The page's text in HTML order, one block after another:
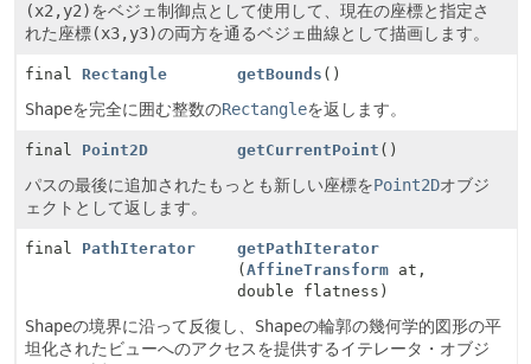
(x2,y2)をベジェ制御点として使用して、現在の座標と指定さ
れた座標(x3,y3)の両方を通るベジェ曲線として描画します。
final Rectangle getBounds ()
Shapeを完全に囲む整数のRectangleを返します。
final Point2D getCurrentPoint ()
パスの最後に追加されたもっとも新しい座標をPoint2Dオブジ
ェクトとして返します。
final PathIterator
getPathIterator
(AffineTransform at,
double flatness)
Shapeの境界に沿って反復し、 Shapeの輪郭の幾何学的図形の平
坦化されたビューへのアクセスを提供するイテレータ・オブジ